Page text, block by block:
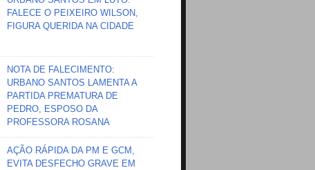
FALECE O PEIXEIRO WILSON,
FIGURA QUERIDA NA CIDADE
NOTA DE FALECIMENTO:
URBANO SANTOS LAMENTA A
PARTIDA PREMATURA DE
PEDRO, ESPOSO DA
PROFESSORA ROSANA
AÇÃO RÁPIDA DA PM E GCM,
EVITA DESFECHO GRAVE EM